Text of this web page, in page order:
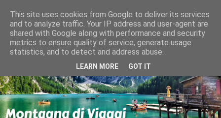
This site uses cookies from Google to deliver its services
and to analyze traffic. Your IP address and user-agent are
shared with Google along with performance and security
metrics to ensure quality of service, generate usage
statistics, and to detect and address abuse.
LEARN MORE GOT IT